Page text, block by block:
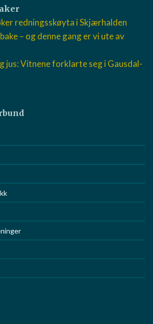
redningsskøyta i Skjærhalden
– og denne gang er vi ute av
jus: Vitnene forklarte seg i Gausdal-